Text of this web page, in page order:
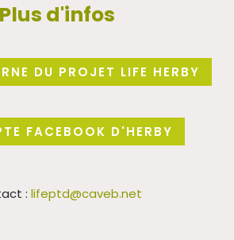
Plus d'infos
DU PROJET LIFE HERBY
FACEBOOK D'HERBY
: lifeptd@caveb.net